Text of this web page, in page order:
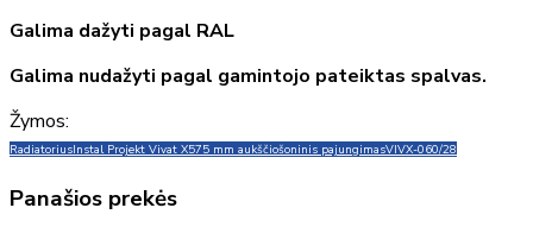
Galima dažyti pagal RAL
Galima nudažyti pagal gamintojo pateiktas spalvas.
Žymos:
RadiatoriusInstal Projekt Vivat X575 mm aukščiošoninis pajungimasVIVX-060/28
Panašios prekės